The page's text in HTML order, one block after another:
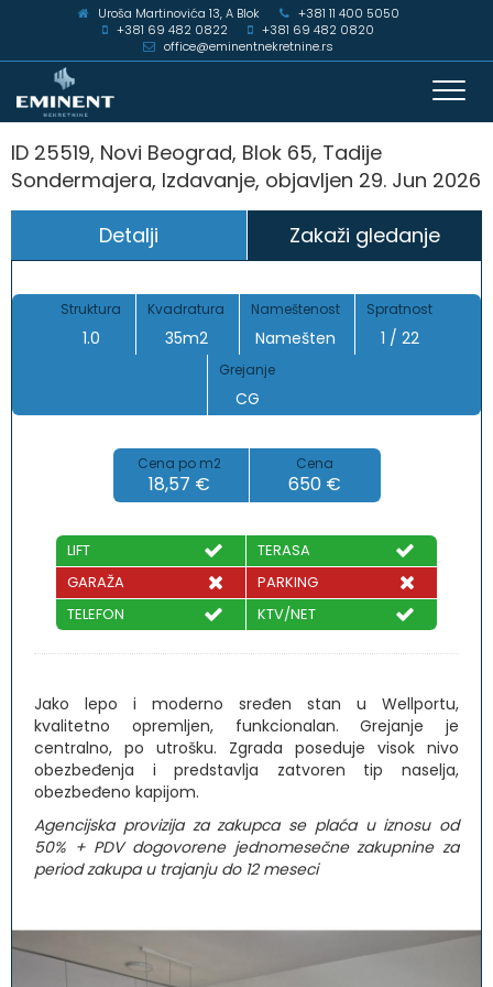
Uroša Martinovića 13, A Blok
+381 11 400 5050
+381 69 482 0822
+381 69 482 0820
office@eminentnekretnine.rs
ID 25519, Novi Beograd, Blok 65, Tadije
Sondermajera, Izdavanje, objavljen 29. Jun 2026
Detalji
Zakaži gledanje
Struktura
1.0
Kvadratura
35m2
Nameštenost
Namešten
Spratnost
1 / 22
Grejanje
CG
Cena po m2
18,57 €
Cena
650 €
LIFT
GARAŽA
TELEFON
TERASA
PARKING
KTV/NET
Jako lepo i moderno sređen stan u Wellportu,
kvalitetno opremljen, funkcionalan. Grejanje je
centralno, po utrošku. Zgrada poseduje visok nivo
obezbeđenja i predstavlja zatvoren tip naselja,
obezbeđeno kapijom.
Agencijska provizija za zakupca se plaća u iznosu od
50% + PDV dogovorene jednomesečne zakupnine za
period zakupa u trajanju do 12 meseci